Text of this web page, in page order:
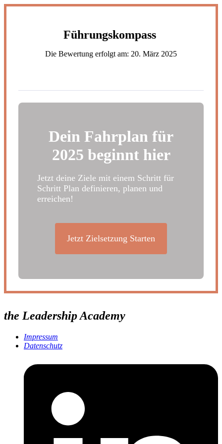
Zum
Führungskompass
Die Bewertung erfolgt am: 20. März 2025
Dein Fahrplan für
2025 beginnt hier
Jetzt deine Ziele mit einem Schritt für
Schritt Plan definieren, planen und
erreichen!
Jetzt Zielsetzung Starten
the Leadership Academy
Impressum
Datenschutz